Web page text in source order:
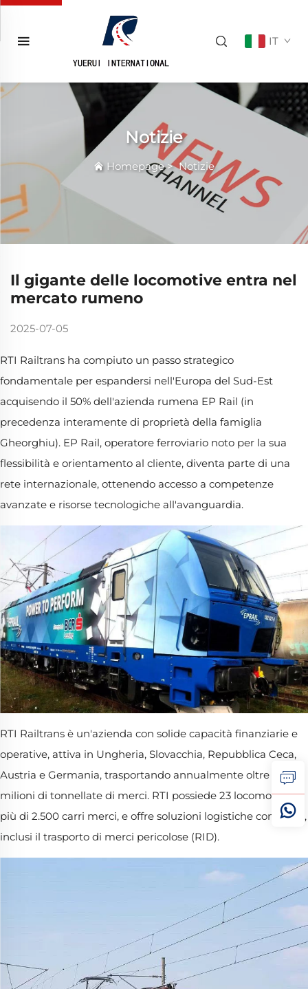
IT
Notizie
Homepage>Notizie
Il gigante delle locomotive entra nel
mercato rumeno
2025-07-05
RTI Railtrans ha compiuto un passo strategico
fondamentale per espandersi nell'Europa del Sud-Est
acquisendo il 50% dell'azienda rumena EP Rail (in
precedenza interamente di proprietà della famiglia
Gheorghiu). EP Rail, operatore ferroviario noto per la sua
flessibilità e orientamento al cliente, diventa parte di una
rete internazionale, ottenendo accesso a competenze
avanzate e risorse tecnologiche all'avanguardia.
RTI Railtrans è un'azienda con solide capacità finanziarie e
operative, attiva in Ungheria, Slovacchia, Repubblica Ceca,
Austria e Germania, trasportando annualmente oltre 8
milioni di tonnellate di merci. RTI possiede 23 locomotive e
più di 2.500 carri merci, e offre soluzioni logistiche complete,
inclusi il trasporto di merci pericolose (RID).